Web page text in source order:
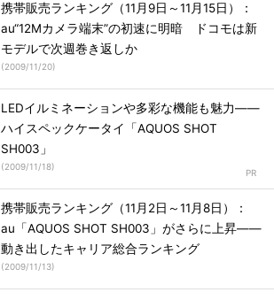
携帯販売ランキング（11月9日～11月15日）：
au“12Mカメラ端末”の初速に明暗 ドコモは新
モデルで次週巻き返しか
(2009/11/20)
LEDイルミネーションや多彩な機能も魅力――
ハイスペックケータイ「AQUOS SHOT
SH003」
(2009/11/18)
携帯販売ランキング（11月2日～11月8日）：
au「AQUOS SHOT SH003」がさらに上昇――
動き出したキャリア総合ランキング
(2009/11/13)